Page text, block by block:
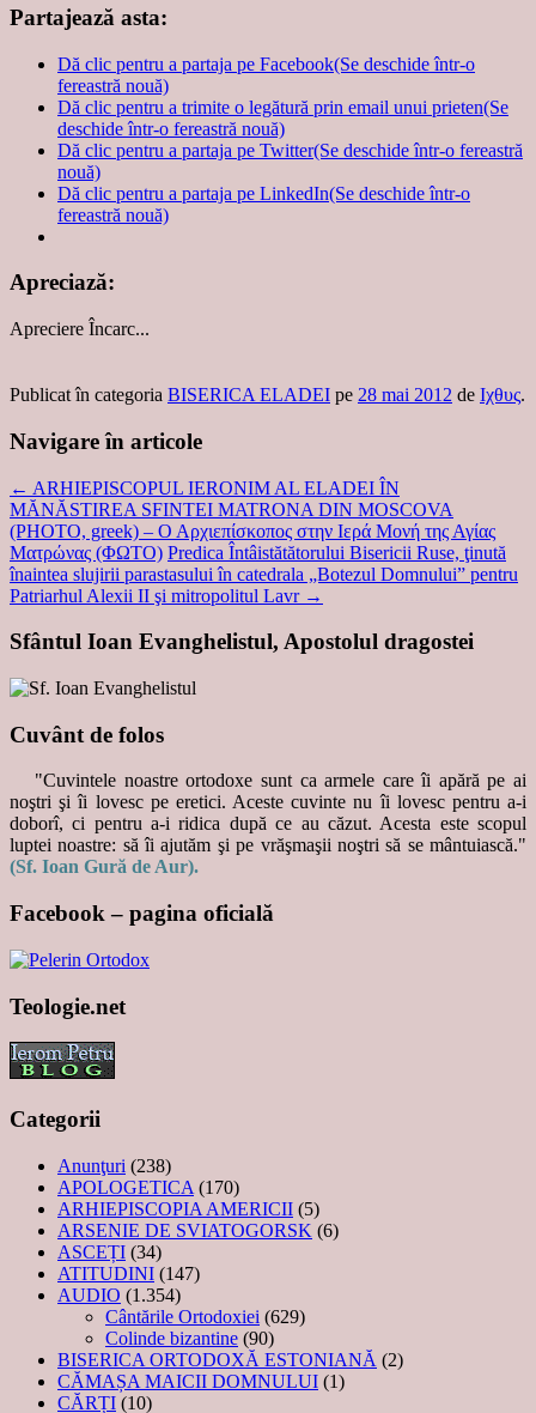
Partajează asta:
Dă clic pentru a partaja pe Facebook(Se deschide într-o
fereastră nouă)
Dă clic pentru a trimite o legătură prin email unui prieten(Se
deschide într-o fereastră nouă)
Dă clic pentru a partaja pe Twitter(Se deschide într-o fereastră
nouă)
Dă clic pentru a partaja pe LinkedIn(Se deschide într-o
fereastră nouă)
Apreciază:
Apreciere Încarc...
Publicat în categoria BISERICA ELADEI pe 28 mai 2012 de Ιχθυς.
Navigare în articole
← ARHIEPISCOPUL IERONIM AL ELADEI ÎN
MĂNĂSTIREA SFINTEI MATRONA DIN MOSCOVA
(PHOTO, greek) – Ο Αρχιεπίσκοπος στην Ιερά Μονή της Αγίας
Ματρώνας (ΦΩΤΟ) Predica Întâistătătorului Bisericii Ruse, ţinută
înaintea slujirii parastasului în catedrala „Botezul Domnului” pentru
Patriarhul Alexii II şi mitropolitul Lavr →
Sfântul Ioan Evanghelistul, Apostolul dragostei
Cuvânt de folos
"Cuvintele noastre ortodoxe sunt ca armele care îi apără pe ai
noştri şi îi lovesc pe eretici. Aceste cuvinte nu îi lovesc pentru a-i
doborî, ci pentru a-i ridica după ce au căzut. Acesta este scopul
luptei noastre: să îi ajutăm şi pe vrăşmaşii noştri să se mântuiască."
(Sf. Ioan Gură de Aur).
Facebook – pagina oficială
Teologie.net
Categorii
Anunţuri (238)
APOLOGETICA (170)
ARHIEPISCOPIA AMERICII (5)
ARSENIE DE SVIATOGORSK (6)
ASCEȚI (34)
ATITUDINI (147)
AUDIO (1.354)
Cântările Ortodoxiei (629)
Colinde bizantine (90)
BISERICA ORTODOXĂ ESTONIANĂ (2)
CĂMAȘA MAICII DOMNULUI (1)
CĂRȚI (10)